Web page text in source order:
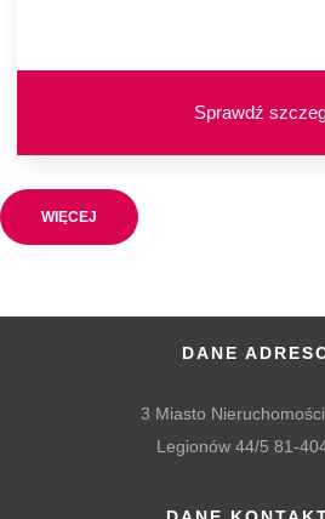
Sprawdź
WIĘCEJ
DANE
3 Miasto
Legionów 44/5 81-